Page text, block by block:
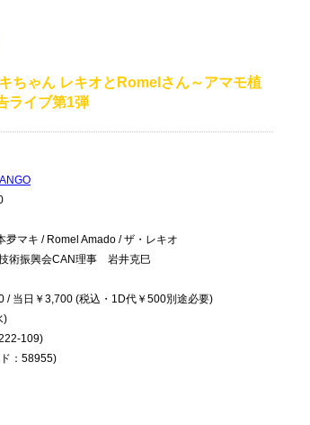
ちゃん レキオとRomelさん～アマモ植
ライブ第1弾
夛マキ / Romel Amado / ザ・レキオ
術振興会CAN理事 岩井克巳
/ 当日￥3,700 (税込・1D代￥500別途必要)
)
109)
：58955)